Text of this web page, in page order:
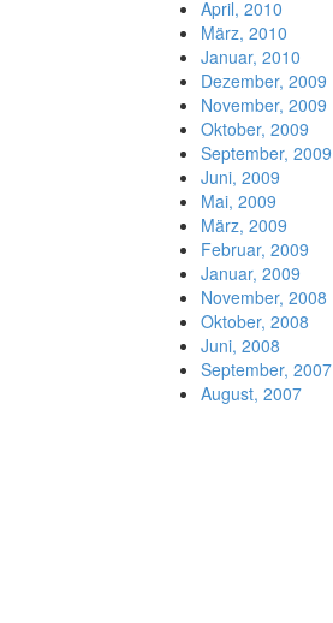
April, 2010
März, 2010
Januar, 2010
Dezember, 2009
November, 2009
Oktober, 2009
September, 2009
Juni, 2009
Mai, 2009
März, 2009
Februar, 2009
Januar, 2009
November, 2008
Oktober, 2008
Juni, 2008
September, 2007
August, 2007